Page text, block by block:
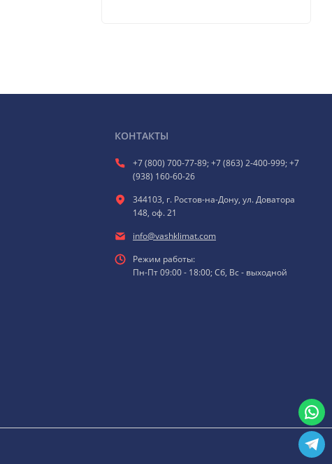
КОНТАКТЫ
+7 (800) 700-77-89; +7 (863) 2-400-999; +7
(938) 160-60-26
344103, г. Ростов-на-Дону, ул. Доватора
148, оф. 21
info@vashklimat.com
Режим работы:
Пн-Пт 09:00 - 18:00; Сб, Вс - выходной